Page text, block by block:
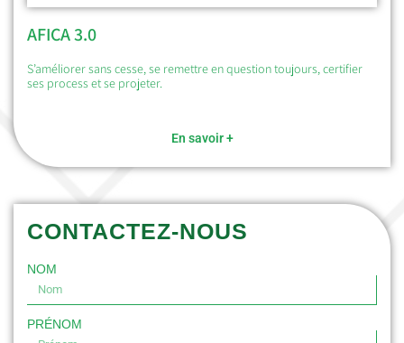
AFICA 3.0
S’améliorer sans cesse, se remettre en question toujours, certifier
ses process et se projeter.
En savoir +
CONTACTEZ-NOUS
NOM
PRÉNOM